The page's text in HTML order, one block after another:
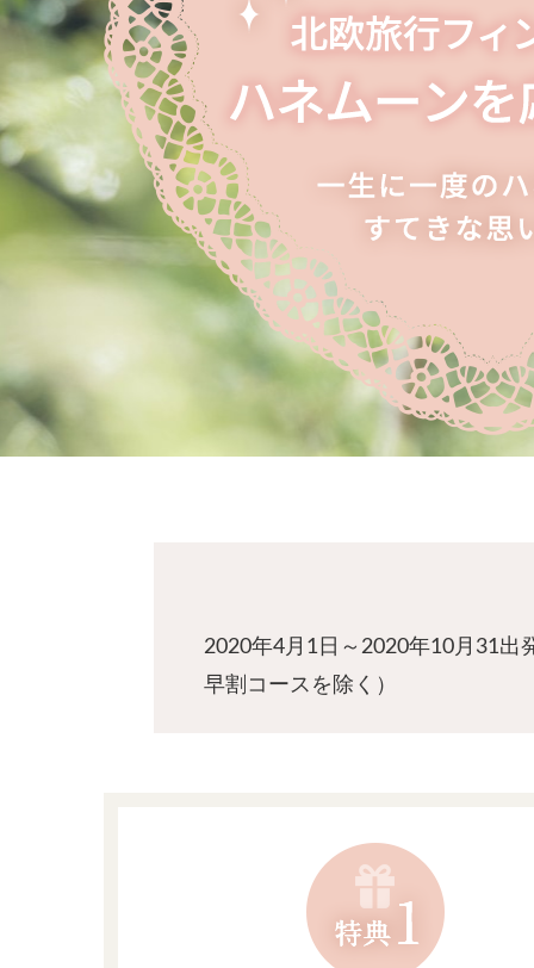
2020年4月1日～2020年10月31出
早割コースを除く）